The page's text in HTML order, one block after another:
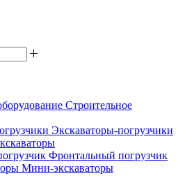
Строительное
Экскаваторы-погрузчики
Фронтальный погрузчик
Мини-экскаваторы